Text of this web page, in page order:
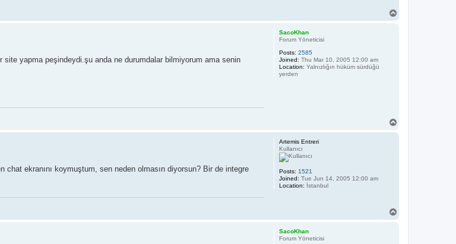
SacoKhan
Forum Yöneticisi
Posts: 2585
Joined: Thu Mar 10, 2005 12:00 am
Location: Yalnızlığın hüküm sürdüğü
yerden
yapma peşindeydi.şu anda ne durumdalar bilmiyorum ama senin
Artemis Entreri
Kullanıcı
Posts: 1521
Joined: Tue Jun 14, 2005 12:00 am
Location: İstanbul
ekranını koymuştum, sen neden olmasın diyorsun? Bir de integre
SacoKhan
Forum Yöneticisi